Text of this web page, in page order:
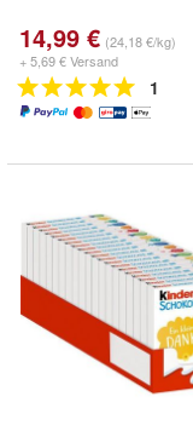
14,99 € (24,18 €/kg)
+ 5,69 € Versand
1